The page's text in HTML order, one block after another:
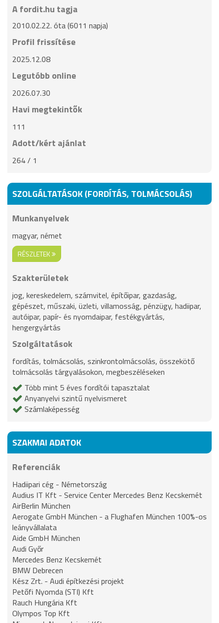
A fordit.hu tagja
2010.02.22. óta (6011 napja)
Profil frissítése
2025.12.08
Legutóbb online
2026.07.30
Havi megtekintők
111
Adott/kért ajánlat
264 / 1
SZOLGÁLTATÁSOK (FORDÍTÁS, TOLMÁCSOLÁS)
Munkanyelvek
magyar, német
RÉSZLETEK
Szakterületek
jog, kereskedelem, számvitel, építőipar, gazdaság,
gépészet, műszaki, üzleti, villamosság, pénzügy, hadiipar,
autóipar, papír- és nyomdaipar, festékgyártás,
hengergyártás
Szolgáltatások
fordítás, tolmácsolás, szinkrontolmácsolás, összekötő
tolmácsolás tárgyalásokon, megbeszéléseken
Több mint 5 éves fordítói tapasztalat
Anyanyelvi szintű nyelvismeret
Számlaképesség
SZAKMAI ADATOK
Referenciák
Hadiipari cég - Németország
Audius IT Kft - Service Center Mercedes Benz Kecskemét
AirBerlin München
Aerogate GmbH München - a Flughafen München 100%-os
leányvállalata
Aide GmbH München
Audi Győr
Mercedes Benz Kecskemét
BMW Debrecen
Kész Zrt. - Audi építkezési projekt
Petőfi Nyomda (STI) Kft
Rauch Hungária Kft
Olympos Top Kft